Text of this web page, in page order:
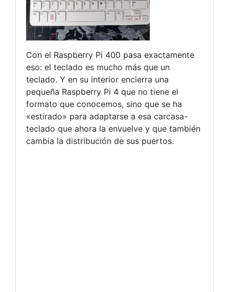
Con el Raspberry Pi 400 pasa exactamente
eso: el teclado es mucho más que un
teclado. Y en su interior encierra una
pequeña Raspberry Pi 4 que no tiene el
formato que conocemos, sino que se ha
«estirado» para adaptarse a esa carcasa-
teclado que ahora la envuelve y que también
cambia la distribución de sus puertos.